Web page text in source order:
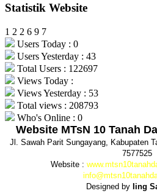
Statistik Website
1 2 2 6 9 7
Users Today : 0
Users Yesterday : 43
Total Users : 122697
Views Today :
Views Yesterday : 53
Total views : 208793
Who's Online : 0
Website MTsN 10 Tanah
Jl. Sawah Parit Sungayang, Kabupaten
7577525
Website :
Designed by Iing